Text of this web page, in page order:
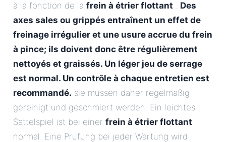
à la fonction de la frein à étrier flottant . Des
axes sales ou grippés entraînent un effet de
freinage irrégulier et une usure accrue du frein
à pince; ils doivent donc être régulièrement
nettoyés et graissés. Un léger jeu de serrage
est normal. Un contrôle à chaque entretien est
recommandé. sie müssen daher regelmäßig
gereinigt und geschmiert werden. Ein leichtes
Sattelspiel ist bei einer frein à étrier flottant
normal. Eine Prüfung bei jeder Wartung wird